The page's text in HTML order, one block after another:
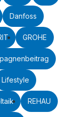
Danfoss
GROHE
Lifestyle
REHAU